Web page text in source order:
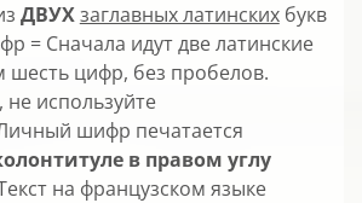
ДВУХзаглавных латинскихбукв
= Сначала идут две латинские
шесть цифр, без пробелов.
используйте
шифр печатается
в правом углу
на французском языке